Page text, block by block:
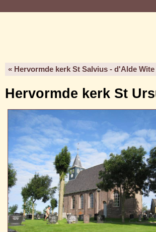
« Hervormde kerk St Salvius - d'Alde Wite
Hervormde kerk St